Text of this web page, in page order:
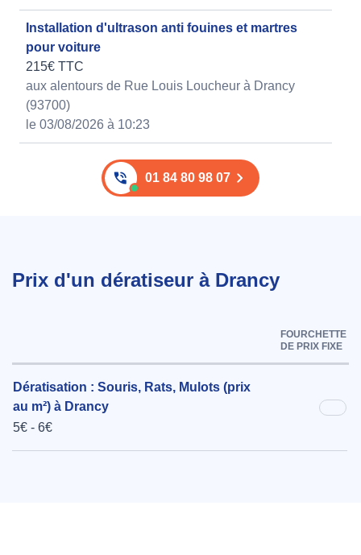
Installation d'ultrason anti fouines et martres
pour voiture
215€ TTC
aux alentours de Rue Louis Loucheur à Drancy
(93700)
le 03/08/2026 à 10:23
01 84 80 98 07
Prix d'un dératiseur à Drancy
FOURCHETTE
DE PRIX FIXE
Dératisation : Souris, Rats, Mulots (prix
au m²) à Drancy
5€ - 6€